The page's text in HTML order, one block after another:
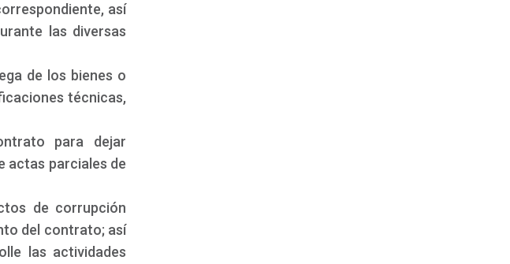
así
las diversas
de los bienes o
técnicas,
para dejar
actas parciales de
de corrupción
del contrato; así
las actividades